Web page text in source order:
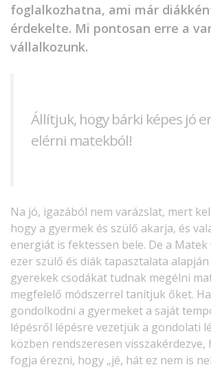
foglalkozhatna, ami már
érdekelte. Mi pontosan erre a
vállalkozunk.
Állítjuk, hogy bárki képes jó
elérni matekból!
Na jó, igazából nem varázslat, mert
hogy a gyermek és szülő akarja, és
energiát is fektessen bele. De a Matek
ezer szülő és diák tapasztalata
gyerekek csodákat tudnak megélni
megfelelő módszerrel tanítjuk őket.
gondolkodni a gyermeket a saját
lépésről lépésre vezetjük a gondolati
közben rendszeresen visszakérdezve,
fogja érezni, hogy „jé, hát ez nem is